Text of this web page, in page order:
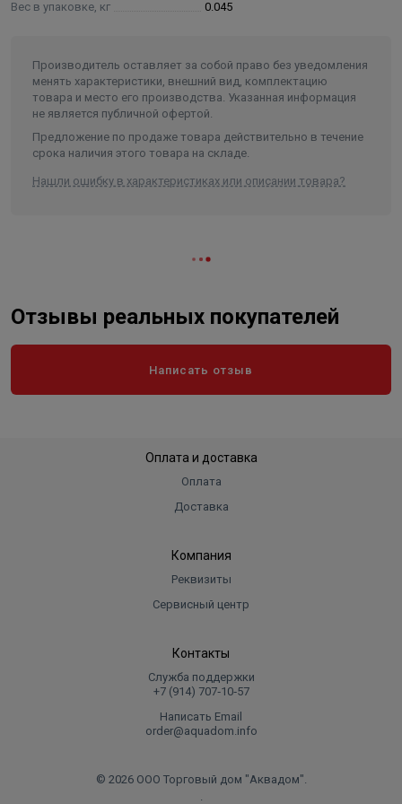
Вес в упаковке, кг 0.045
Производитель оставляет за собой право без уведомления
менять характеристики, внешний вид, комплектацию
товара и место его производства. Указанная информация
не является публичной офертой.
Предложение по продаже товара действительно в течение
срока наличия этого товара на складе.
Нашли ошибку в характеристиках или описании товара?
Отзывы реальных покупателей
Написать отзыв
Оплата и доставка
Оплата
Доставка
Компания
Реквизиты
Сервисный центр
Контакты
Служба поддержки
+7 (914) 707‑10‑57
Написать Email
order@aquadom.info
© 2026 ООО Торговый дом "Аквадом".
.